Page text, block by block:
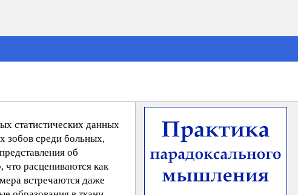
статистических данных
зобов среди больных,
об
расцениваются как
встречаются даже